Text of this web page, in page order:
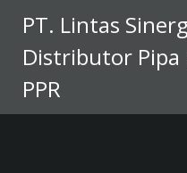
PT. Lintas
Distributor Pipa
PPR